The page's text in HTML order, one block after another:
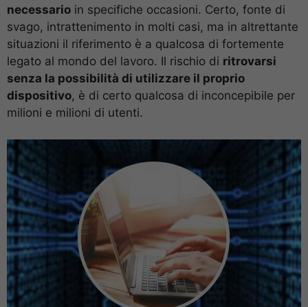
necessario in specifiche occasioni. Certo, fonte di
svago, intrattenimento in molti casi, ma in altrettante
situazioni il riferimento è a qualcosa di fortemente
legato al mondo del lavoro. Il rischio di ritrovarsi
senza la possibilità di utilizzare il proprio
dispositivo, è di certo qualcosa di inconcepibile per
milioni e milioni di utenti.